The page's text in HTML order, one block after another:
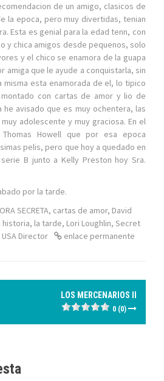
de un amigo, clasicos de
la epoca, pero muy divertidas, tenian
Esta es genial para la edad tenn, con
y chica amigos desde pequenos, solo
y el chico se enamora de la guapa
amiga que le ayude a conquistarla, sin
misma esta enamorada de el, lo tipico
con cartas de amor y lio de
he avisado que es muy ochentera, las
adolescente y muy graciosa. En el
Howell que por esa epoca
pelis, pero que hoy a quedado en
B junto a Kelly Preston hoy Sra.
por la tarde.
SECRETA, cartas de amor, David
historia, la tarde, Lori Loughlin, Secret
USA Director enlace permanente
LOS MERCENARIOS II
0 (0)